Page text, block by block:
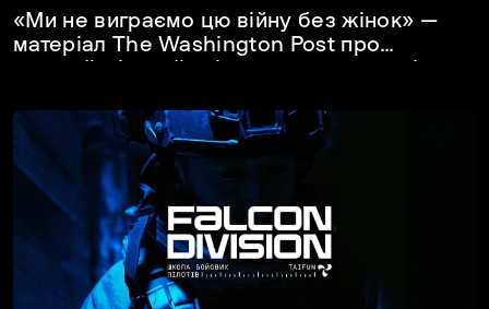
«Ми не виграємо цю війну без жінок» —
матеріал The Washington Post про
перший жіночий екіпаж ударних дронів